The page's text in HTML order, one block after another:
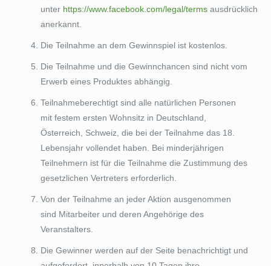
unter https://www.facebook.com/legal/termsausdrücklich
anerkannt.
Die Teilnahme an dem Gewinnspiel ist kostenlos.
Die Teilnahme und die Gewinnchancen sind nicht vom
Erwerb eines Produktes abhängig.
Teilnahmeberechtigt sind alle natürlichen Personen
mit festem ersten Wohnsitz in Deutschland,
Österreich, Schweiz, die bei der Teilnahme das 18.
Lebensjahr vollendet haben. Bei minderjährigen
Teilnehmern ist für die Teilnahme die Zustimmung des
gesetzlichen Vertreters erforderlich.
Von der Teilnahme an jeder Aktion ausgenommen
sind Mitarbeiter und deren Angehörige des
Veranstalters.
Die Gewinner werden auf der Seite benachrichtigt und